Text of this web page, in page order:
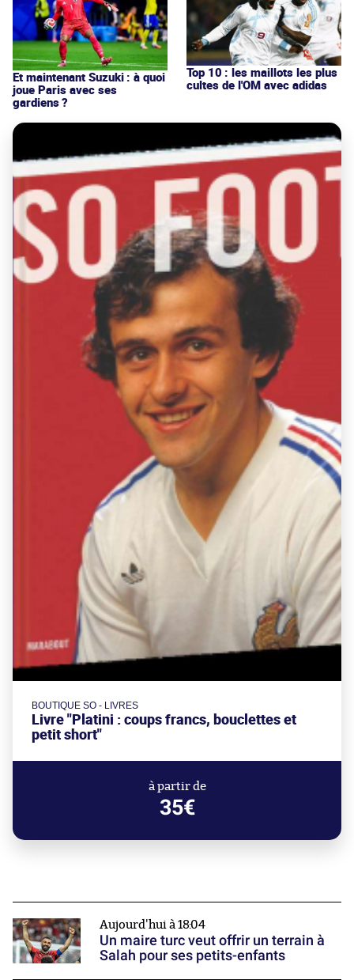
Et maintenant Suzuki : à quoi
joue Paris avec ses
gardiens ?
Top 10 : les maillots les plus
cultes de l'OM avec adidas
BOUTIQUE SO - LIVRES
Livre "Platini : coups francs, bouclettes et
petit short"
à partir de
35€
Aujourd'hui à 18:04
Un maire turc veut offrir un terrain à
Salah pour ses petits-enfants